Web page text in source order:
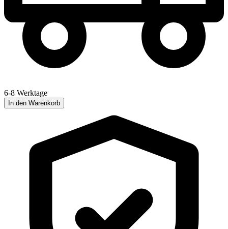
6-8 Werktage
In den Warenkorb